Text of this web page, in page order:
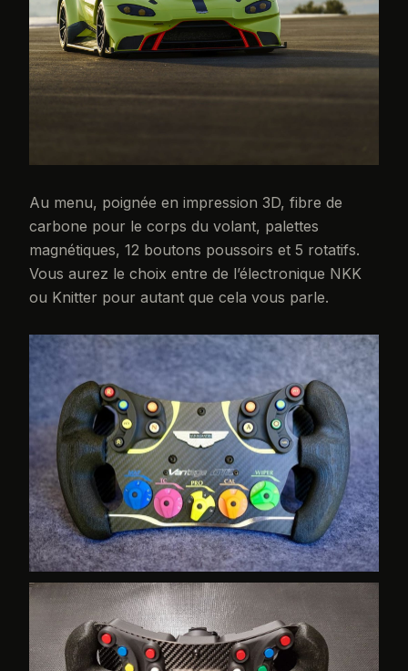
Au menu, poignée en impression 3D, fibre de
carbone pour le corps du volant, palettes
magnétiques, 12 boutons poussoirs et 5 rotatifs.
Vous aurez le choix entre de l’électronique NKK
ou Knitter pour autant que cela vous parle.